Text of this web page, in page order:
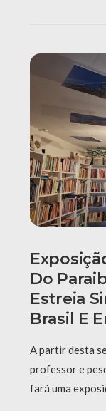
Do
Estreia
Brasil E
A partir desta
professor e
fará uma